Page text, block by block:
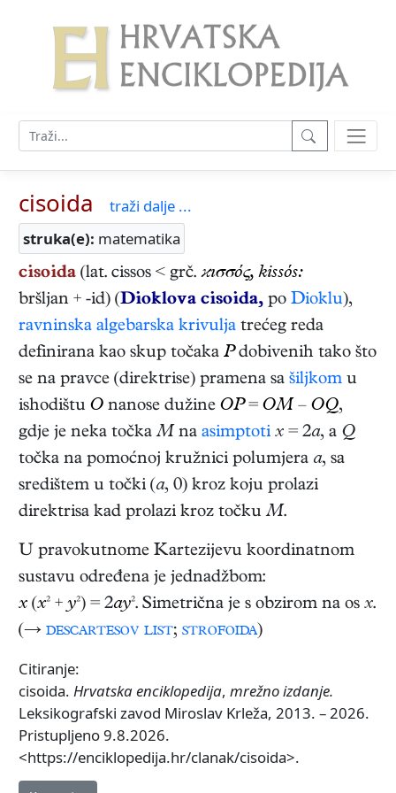
cisoida
traži dalje ...
struka(e): matematika
cisoida (lat. cissos < grč. ϰıσσός, kissós:
bršljan + -id) (Dioklova cisoida, po Dioklu),
ravninska algebarska krivulja trećeg reda
definirana kao skup točaka Pdobivenih tako što
se na pravce (direktrise) pramena sa šiljkom u
ishodištu O nanose dužine OP= OM – OQ,
gdje je neka točkaM na asimptoti x = 2a, a Q
točka na pomoćnoj kružnici polumjera a, sa
središtem u točki (a, 0) kroz koju prolazi
direktrisa kad prolazi kroz točkuM.
U pravokutnome Kartezijevu koordinatnom
sustavu određena je jednadžbom:
x (x² +y²) = 2ay². Simetrična je s obzirom na os x.
(→ descartesov list; strofoida)
Citiranje:
cisoida. Hrvatska enciklopedija, mrežno izdanje.
Leksikografski zavod Miroslav Krleža, 2013. – 2026.
Pristupljeno 9.8.2026.
<https://enciklopedija.hr/clanak/cisoida>.